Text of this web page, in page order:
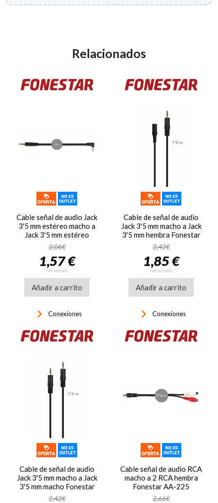
Relacionados
Cable señal de audio Jack
3'5 mm estéreo macho a
Jack 3'5 mm estéreo
macho 90° Fonestar AA-
729A
2,06€
1,57 €
IVA incluido
Añadir a carrito
keyboard_arrow_right Conexiones
Cable de señal de audio
Jack 3'5 mm macho a Jack
3'5 mm hembra Fonestar
JACK-MF-1-5
2,42€
1,85 €
IVA incluido
Añadir a carrito
keyboard_arrow_right Conexiones
Cable de señal de audio
Jack 3'5 mm macho a Jack
3'5 mm macho Fonestar
JACK-MM-1-5
2,42€
Cable señal de audio RCA
macho a 2 RCA hembra
Fonestar AA-225
2,66€